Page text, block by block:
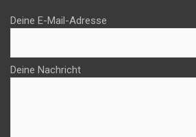
Deine E-Mail-Adresse
Deine Nachricht